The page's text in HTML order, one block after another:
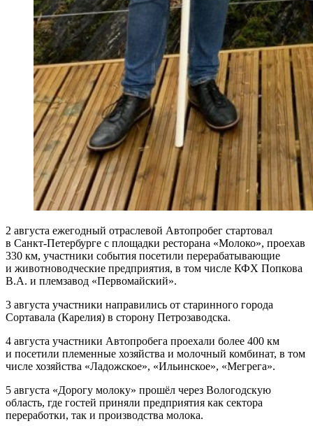
2 августа ежегодный отраслевой Автопробег стартовал
в Санкт-Петербурге с площадки ресторана «Молоко», проехав
330 км, участники события посетили перерабатывающие
и животноводческие предприятия, в том числе КФХ Попкова
В.А. и племзавод «Первомайский».
3 августа участники направились от старинного города
Сортавала (Карелия) в сторону Петрозаводска.
4 августа участники Автопробега проехали более 400 км
и посетили племенные хозяйства и молочный комбинат, в том
числе хозяйства «Ладожское», «Ильинское», «Мегрега».
5 августа «Дорогу молоку» прошёл через Вологодскую
область, где гостей приняли предприятия как сектора
переработки, так и производства молока.